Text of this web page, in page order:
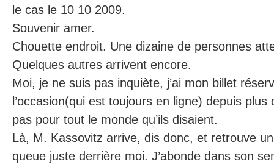
le cas le 10 10 2009.
Souvenir amer.
Chouette endroit. Une dizaine de personnes
Quelques autres arrivent encore.
Moi, je ne suis pas inquiète, j’ai mon billet
l’occasion(qui est toujours en ligne) depuis plus
pas pour tout le monde qu’ils disaient.
Là, M. Kassovitz arrive, dis donc, et retrouve
queue juste derrière moi. J’abonde dans son